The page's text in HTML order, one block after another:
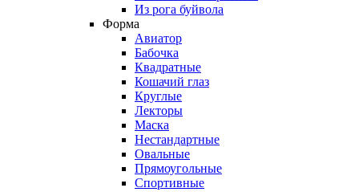
Из рога буйвола
Форма
Авиатор
Бабочка
Квадратные
Кошачий глаз
Круглые
Лекторы
Маска
Нестандартные
Овальные
Прямоугольные
Спортивные